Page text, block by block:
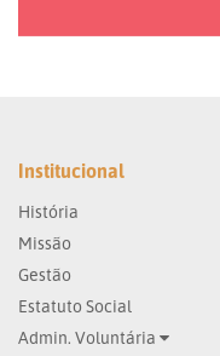
Institucional
História
Missão
Gestão
Estatuto Social
Admin. Voluntária